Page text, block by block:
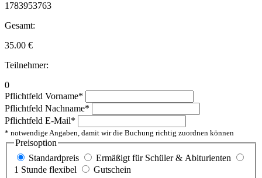
1783953763
Gesamt:
35.00 €
Teilnehmer:
0
Pflichtfeld Vorname*
Pflichtfeld Nachname*
Pflichtfeld E-Mail*
* notwendige Angaben, damit wir die Buchung richtig zuordnen können
Preisoption
Standardpreis
Ermäßigt für Schüler & Abiturienten
1 Stunde flexibel
Gutschein